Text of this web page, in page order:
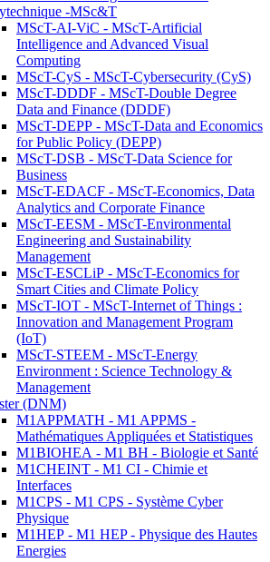
-MSc&T
MScT-AI-ViC - MScT-Artificial
Intelligence and Advanced Visual
Computing
MScT-CyS - MScT-Cybersecurity (CyS)
MScT-DDDF - MScT-Double Degree
Data and Finance (DDDF)
MScT-DEPP - MScT-Data and Economics
for Public Policy (DEPP)
MScT-DSB - MScT-Data Science for
Business
MScT-EDACF - MScT-Economics, Data
Analytics and Corporate Finance
MScT-EESM - MScT-Environmental
Engineering and Sustainability
Management
MScT-ESCLiP - MScT-Economics for
Smart Cities and Climate Policy
MScT-IOT - MScT-Internet of Things :
Innovation and Management Program
(IoT)
MScT-STEEM - MScT-Energy
Environment : Science Technology &
Management
(DNM)
M1APPMATH - M1 APPMS -
Mathématiques Appliquées et Statistiques
M1BIOHEA - M1 BH - Biologie et Santé
M1CHEINT - M1 CI - Chimie et
Interfaces
M1CPS - M1 CPS - Système Cyber
Physique
M1HEP - M1 HEP - Physique des Hautes
Energies